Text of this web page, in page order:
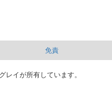
免責
レイが所有しています。